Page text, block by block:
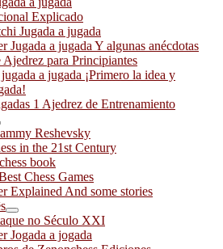
Explicado
Jugada a jugada
Jugada a jugada Y algunas anécdotas
Ajedrez para Principiantes
a jugada ¡Primero la idea y
1 Ajedrez de Entrenamiento
Reshevsky
in the 21st Century
book
Chess Games
Explained And some stories
no Século XXI
Jogada a jogada